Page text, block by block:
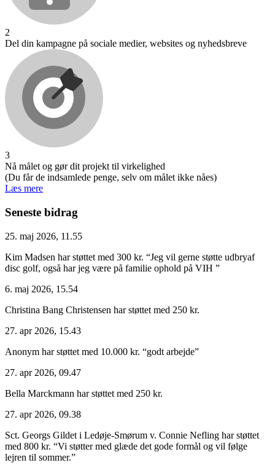
2
Del din kampagne på sociale medier, websites og nyhedsbreve
3
Nå målet og gør dit projekt til virkelighed
(Du får de indsamlede penge, selv om målet ikke nåes)
Læs mere
Seneste bidrag
25. maj 2026, 11.55
Kim Madsen har støttet med 300 kr. “Jeg vil gerne støtte udbryaf
disc golf, også har jeg være på familie ophold på VIH ”
6. maj 2026, 15.54
Christina Bang Christensen har støttet med 250 kr.
27. apr 2026, 15.43
Anonym har støttet med 10.000 kr. “godt arbejde”
27. apr 2026, 09.47
Bella Marckmann har støttet med 250 kr.
27. apr 2026, 09.38
Sct. Georgs Gildet i Ledøje-Smørum v. Connie Nefling har støttet
med 800 kr. “Vi støtter med glæde det gode formål og vil følge
lejren til sommer.”